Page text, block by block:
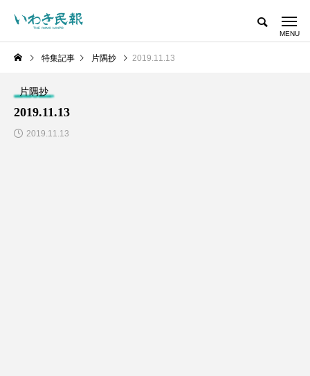
特集記事 片隅抄 2019.11.13
片隅抄
2019.11.13
2019.11.13